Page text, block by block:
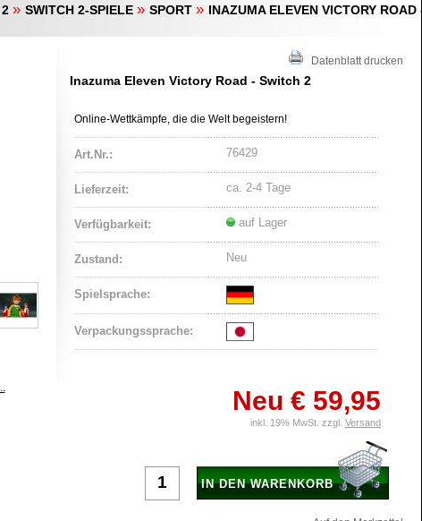
» SWITCH 2-SPIELE » SPORT » INAZUMA ELEVEN VICTORY ROAD -
Datenblatt drucken
Inazuma Eleven Victory Road - Switch 2
Online-Wettkämpfe, die die Welt begeistern!
Art.Nr.: 76429
Lieferzeit: ca. 2-4 Tage
Verfügbarkeit: auf Lager
Zustand: Neu
Spielsprache:
Verpackungssprache:
Neu € 59,95
inkl. 19% MwSt. zzgl. Versand
IN DEN WARENKORB